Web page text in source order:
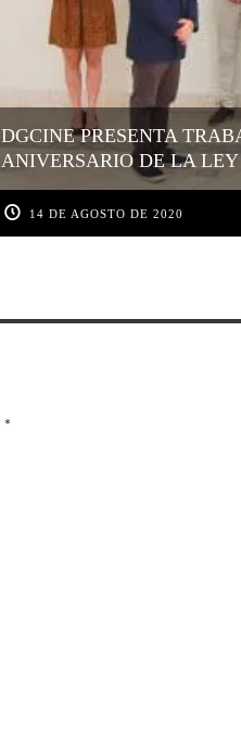
DGCINE PRESENTA
ANIVERSARIO DE LA
14 DE AGOSTO DE 2020
*